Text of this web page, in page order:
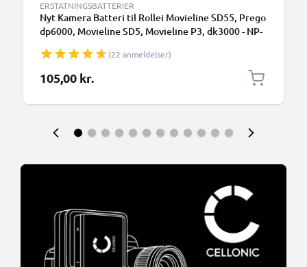
ERSTATNINGSBATTERIER
Nyt Kamera Batteri til Rollei Movieline SD55, Prego
dp6000, Movieline SD5, Movieline P3, dk3000 - NP-
(22 anmeldelser)
105,00 kr.